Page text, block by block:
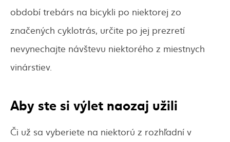
období trebárs na bicykli po niektorej zo
značených cyklotrás, určite po jej prezretí
nevynechajte návštevu niektorého z miestnych
vinárstiev.
Aby ste si výlet naozaj užili
Či už sa vyberiete na niektorú z rozhľadní v